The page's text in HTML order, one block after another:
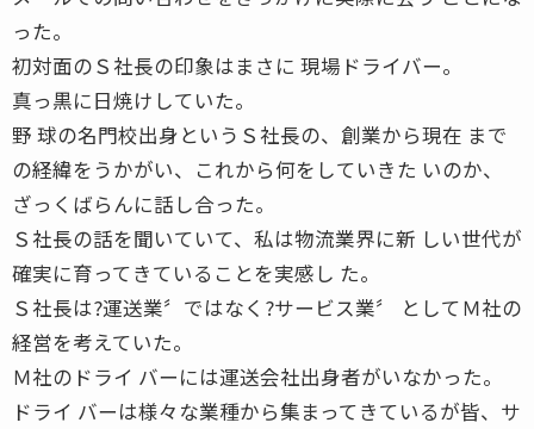
った。
初対面のＳ社長の印象はまさに 現場ドライバー。
真っ黒に日焼けしていた。
野 球の名門校出身というＳ社長の、創業から現在 まで
の経緯をうかがい、これから何をしていきた いのか、
ざっくばらんに話し合った。
Ｓ社長の話を聞いていて、私は物流業界に新 しい世代が
確実に育ってきていることを実感し た。
Ｓ社長は?運送業〞ではなく?サービス業〞 としてＭ社の
経営を考えていた。
Ｍ社のドライ バーには運送会社出身者がいなかった。
ドライ バーは様々な業種から集まってきているが皆、サ